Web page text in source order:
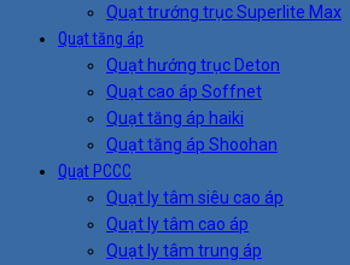
Quạt trướng trục Superlite Max
Quạt tăng áp
Quạt hướng trục Deton
Quạt cao áp Soffnet
Quạt tăng áp haiki
Quạt tăng áp Shoohan
Quạt PCCC
Quạt ly tâm siêu cao áp
Quạt ly tâm cao áp
Quạt ly tâm trung áp